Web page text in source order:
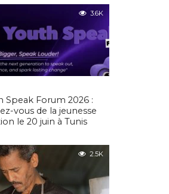
3.6K
Speak Forum 2026 :
vous de la jeunesse
le 20 juin à Tunis
2.5K